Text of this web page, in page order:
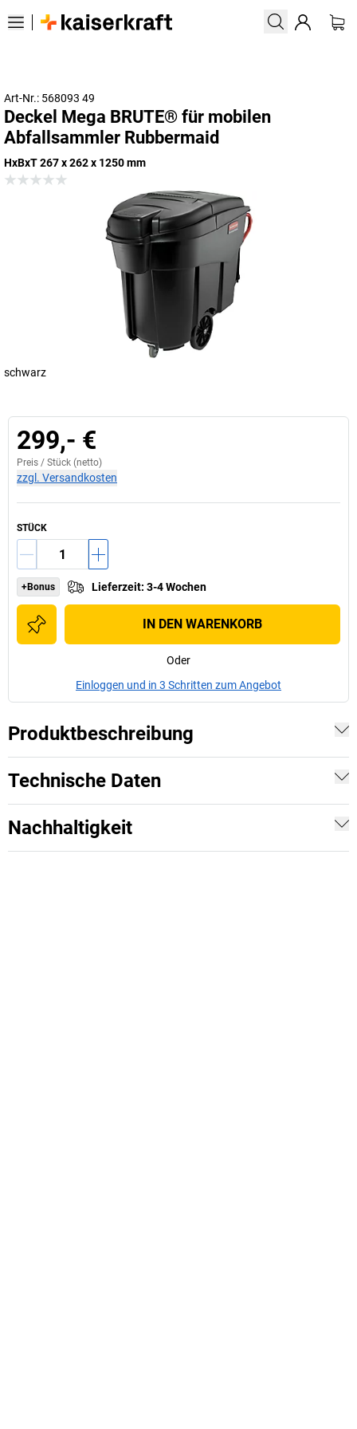
Art-Nr.: 568093 49
Deckel Mega BRUTE® für mobilen
Abfallsammler Rubbermaid
HxBxT 267 x 262 x 1250 mm
schwarz
299,- €
Preis / Stück (netto)
zzgl. Versandkosten
STÜCK
+Bonus Lieferzeit: 3-4 Wochen
IN DEN WARENKORB
Oder
Einloggen und in 3 Schritten zum Angebot
Produktbeschreibung
Technische Daten
Nachhaltigkeit